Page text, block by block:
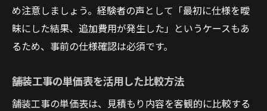
め注意しましょう。経験者の声として「最初に仕様を曖
昧にした結果、追加費用が発生した」というケースもあ
るため、事前の仕様確認は必須です。
舗装工事の単価表を活用した比較方法
舗装工事の単価表は、見積もり内容を客観的に比較する